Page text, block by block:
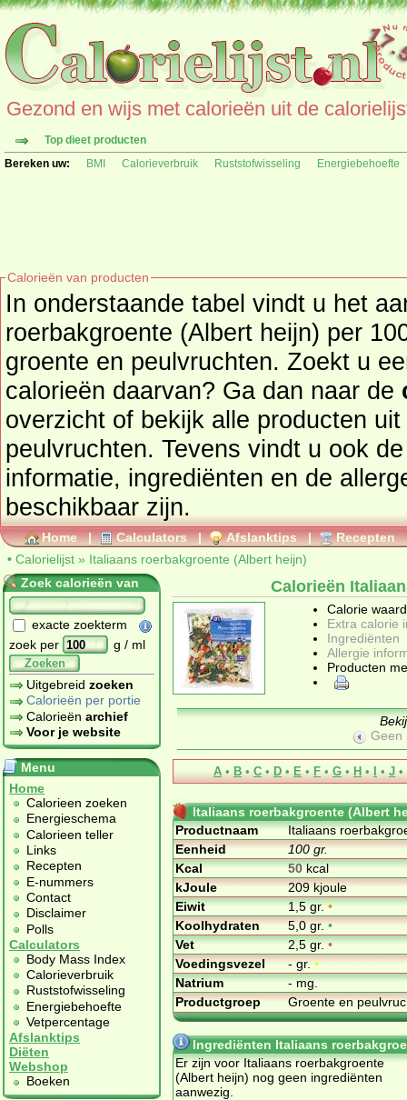
Gezond en wijs met calorieën uit de
Top dieet producten
Bereken uw:
BMI Calorieverbruik Ruststofwisseling Energiebehoefte
Calorieën van producten
In onderstaande tabel vindt u het
roerbakgroente (Albert heijn) per 100 gr. uit de
groente en peulvruchten. Zoekt u
calorieën daarvan? Ga dan naar de
overzicht of bekijk alle producten
peulvruchten. Tevens vindt u ook de uitgebreide calorie
informatie, ingrediënten en de allergenen informatie
beschikbaar zijn.
Home | Calculators | Afslanktips | Recepten
• Calorielijst » Italiaans roerbakgroente (Albert heijn)
Zoek calorieën van
exacte zoekterm
zoek per
g / ml
Zoeken
Uitgebreid zoeken
Calorieën per portie
Calorieën archief
Voor je website
Menu
Home
Calorieen zoeken
Energieschema
Calorieen teller
Links
Recepten
E-nummers
Contact
Disclaimer
Polls
Calculators
Body Mass Index
Calorieverbruik
Ruststofwisseling
Energiebehoefte
Vetpercentage
Afslanktips
Diëten
Webshop
Boeken
Calorieën
Calorie
Extra calorie
Ingrediënten
Allergie
Producten
Geen
A • B • C • D • E • F • G • H • I • J •
Italiaans roerbakgroente (Albert
Productnaam
Italiaans
Eenheid
100 gr.
Kcal
50kcal
kJoule
209 kjoule
Eiwit
1,5 gr.•
Koolhydraten
5,0 gr.•
Vet
2,5 gr.•
Voedingsvezel
- gr.•
Natrium
- mg.
Productgroep
Groente en
Ingrediënten Italiaans
Er zijn voor Italiaans roerbakgroente
(Albert heijn) nog geen ingrediënten
aanwezig.